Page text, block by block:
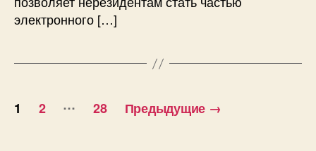
электронного […]
Пагинация
1 2 … 28 Предыдущие →